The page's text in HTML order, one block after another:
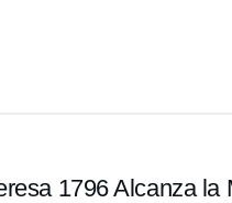
1796 Alcanza